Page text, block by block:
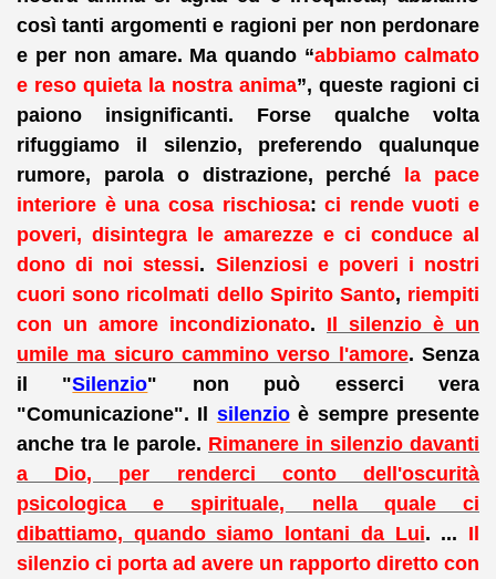
così tanti argomenti e ragioni per non perdonare
e per non amare. Ma quando “abbiamo calmato
e reso quieta la nostra anima”, queste ragioni ci
paiono insignificanti. Forse qualche volta
rifuggiamo il silenzio, preferendo qualunque
rumore, parola o distrazione, perché
la pace
interiore è una cosa rischiosa:ci rende vuoti e
poveri, disintegra le amarezzee ci conduce al
dono di noi stessi. Silenziosi e poveri i nostri
cuori sono ricolmati dello Spirito Santo, riempiti
con un amore incondizionato. Il silenzio è un
umile ma sicuro cammino verso l'amore. Senza
il "Silenzio" non può esserci vera
"Comunicazione". Il silenzioè sempre presente
anche tra le parole. Rimanere in silenzio davanti
a Dio, per renderci conto dell'oscurità
psicologica e spirituale, nella quale ci
dibattiamo, quando siamo lontani da Lui. ... Il
silenzio ci porta ad avere un rapporto diretto con